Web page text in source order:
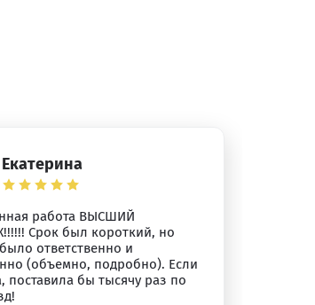
Екатерина
работа ВЫСШИЙ
Срок был короткий, но
ответственно и
(объемно, подробно). Если
поставила бы тысячу раз по